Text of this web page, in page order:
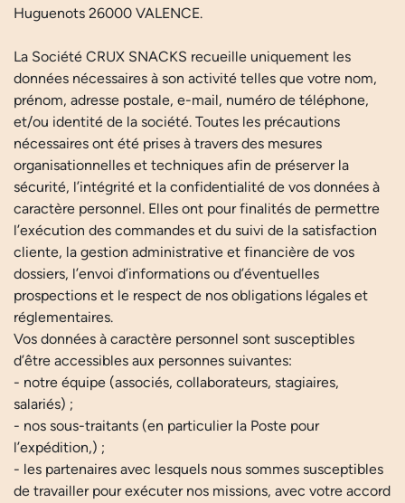
Huguenots 26000 VALENCE.
La Société CRUX SNACKS recueille uniquement les
données nécessaires à son activité telles que votre nom,
prénom, adresse postale, e-mail, numéro de téléphone,
et/ou identité de la société. Toutes les précautions
nécessaires ont été prises à travers des mesures
organisationnelles et techniques afin de préserver la
sécurité, l’intégrité et la confidentialité de vos données à
caractère personnel. Elles ont pour finalités de permettre
l’exécution des commandes et du suivi de la satisfaction
cliente, la gestion administrative et financière de vos
dossiers, l’envoi d’informations ou d’éventuelles
prospections et le respect de nos obligations légales et
réglementaires.
Vos données à caractère personnel sont susceptibles
d’être accessibles aux personnes suivantes:
- notre équipe (associés, collaborateurs, stagiaires,
salariés) ;
- nos sous-traitants (en particulier la Poste pour
l’expédition,) ;
- les partenaires avec lesquels nous sommes susceptibles
de travailler pour exécuter nos missions, avec votre accord